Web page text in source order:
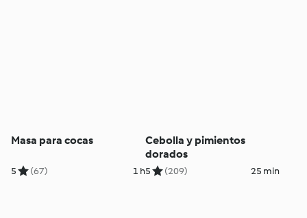
Masa para cocas
5 (67) 1 h
Cebolla y pimientos
dorados
5 (209) 25 min